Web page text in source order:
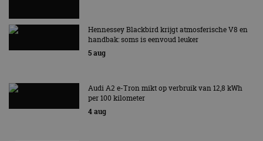
Hennessey Blackbird krijgt atmosferische V8 en
handbak: soms is eenvoud leuker
5 aug
Audi A2 e-Tron mikt op verbruik van 12,8 kWh
per 100 kilometer
4 aug